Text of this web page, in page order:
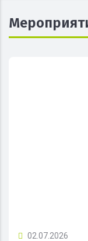
02.07.2026